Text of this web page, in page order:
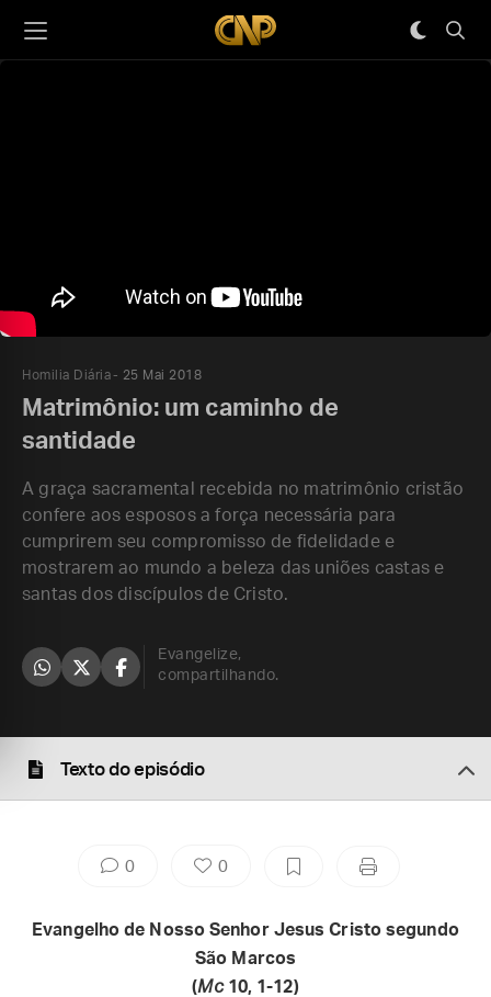
Homilia Diária 25 Mai 2018
Matrimônio: um caminho de
santidade
A graça sacramental recebida no matrimônio cristão
confere aos esposos a força necessária para
cumprirem seu compromisso de fidelidade e
mostrarem ao mundo a beleza das uniões castas e
santas dos discípulos de Cristo.
Evangelize,
compartilhando.
Texto do episódio
0 0
Evangelho de Nosso Senhor Jesus Cristo segundo
São Marcos
(Mc 10, 1-12)